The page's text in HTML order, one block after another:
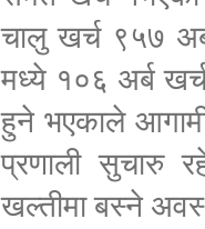
चालु खर्च ९५७
मध्ये १०६ अर्ब
हुने भएकाले आगामी
प्रणाली सुचारु
खल्तीमा बस्ने